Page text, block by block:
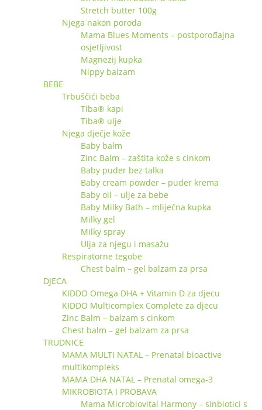
Stretch butter 100g
Njega nakon poroda
Mama Blues Moments – postporođajna
osjetljivost
Magnezij kupka
Nippy balzam
BEBE
Trbuščići beba
Tiba® kapi
Tiba® ulje
Njega dječje kože
Baby balm
Zinc Balm – zaštita kože s cinkom
Baby puder bez talka
Baby cream powder – puder krema
Baby oil – ulje za bebe
Baby Milky Bath – mliječna kupka
Milky gel
Milky spray
Ulja za njegu i masažu
Respiratorne tegobe
Chest balm – gel balzam za prsa
DJECA
KIDDO Omega DHA + Vitamin D za djecu
KIDDO Multicomplex Complete za djecu
Zinc Balm – balzam s cinkom
Chest balm – gel balzam za prsa
TRUDNICE
MAMA MULTI NATAL – Prenatal bioactive
multikompleks
MAMA DHA NATAL – Prenatal omega-3
MIKROBIOTA I PROBAVA
Mama Microbiovital Harmony – sinbiotici s